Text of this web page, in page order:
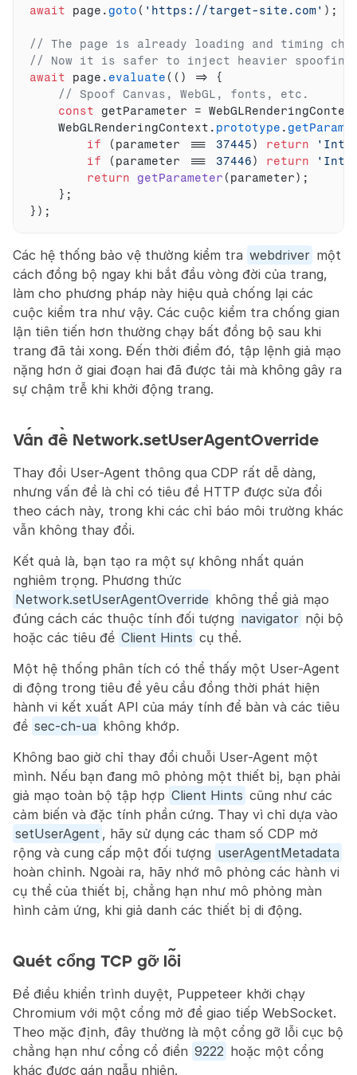
await
page . goto ( 'https://target-site.com' ) ;
// The page is already loading and timing
// Now it is safer to inject heavier
await
page . evaluate ( ( ) =>
{
// Spoof Canvas, WebGL, fonts, etc.
const
getParameter =
WebGLRenderingContext . prototype .
if
( parameter === 37445) return
if
( parameter === 37446) return
'Intel
return
getParameter ( parameter) ;
} ;
} ) ;
Các hệ thống bảo vệ thường kiểm tra webdriver một
cách đồng bộ ngay khi bắt đầu vòng đời của trang,
làm cho phương pháp này hiệu quả chống lại các
cuộc kiểm tra như vậy. Các cuộc kiểm tra chống gian
lận tiên tiến hơn thường chạy bất đồng bộ sau khi
trang đã tải xong. Đến thời điểm đó, tập lệnh giả mạo
nặng hơn ở giai đoạn hai đã được tải mà không gây ra
sự chậm trễ khi khởi động trang.
Vấn đề Network.setUserAgentOverride
Thay đổi User-Agent thông qua CDP rất dễ dàng,
nhưng vấn đề là chỉ có tiêu đề HTTP được sửa đổi
theo cách này, trong khi các chỉ báo môi trường khác
vẫn không thay đổi.
Kết quả là, bạn tạo ra một sự không nhất quán
Network.setUserAgentOverride không thể giả mạo
đúng cách các thuộc tính đối tượng navigator nội bộ
hoặc các tiêu đề Client Hints cụ thể.
Một hệ thống phân tích có thể thấy một User-Agent
di động trong tiêu đề yêu cầu đồng thời phát hiện
hành vi kết xuất API của máy tính để bàn và các tiêu
đề sec-ch-ua không khớp.
Không bao giờ chỉ thay đổi chuỗi User-Agent một
mình. Nếu bạn đang mô phỏng một thiết bị, bạn phải
giả mạo toàn bộ tập hợp Client Hints cũng như các
setUserAgent , hãy sử dụng các tham số CDP mở
rộng và cung cấp một đối tượng userAgentMetadata
hoàn chỉnh. Ngoài ra, hãy nhớ mô phỏng các hành vi
cụ thể của thiết bị, chẳng hạn như mô phỏng màn
hình cảm ứng, khi giả danh các thiết bị di động.
Quét cổng TCP gỡ lỗi
Để điều khiển trình duyệt, Puppeteer khởi chạy
Chromium với một cổng mở để giao tiếp WebSocket.
Theo mặc định, đây thường là một cổng gỡ lỗi cục bộ
chẳng hạn như cổng cổ điển 9222 hoặc một cổng
khác được gán ngẫu nhiên.